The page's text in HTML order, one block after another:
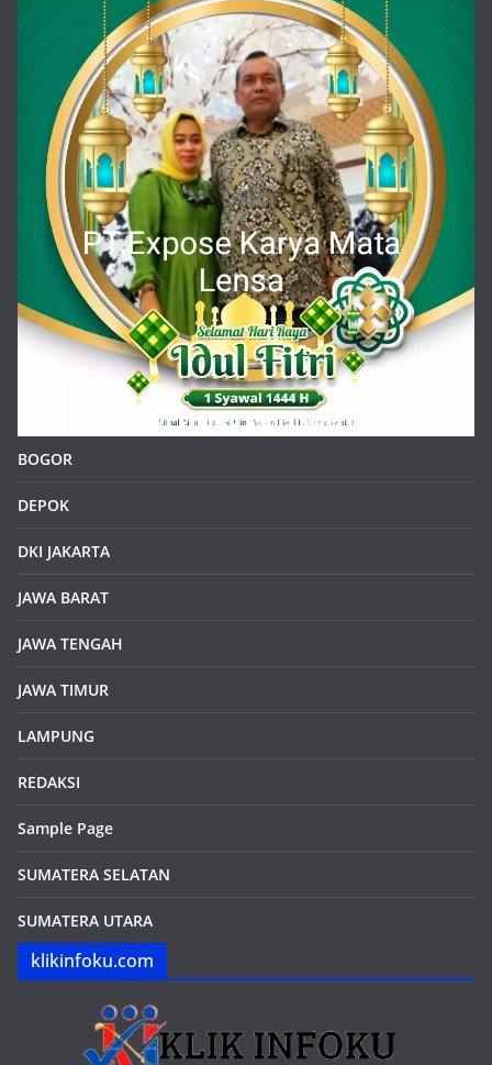
BOGOR
DEPOK
DKI JAKARTA
JAWA BARAT
JAWA TENGAH
JAWA TIMUR
LAMPUNG
REDAKSI
Sample Page
SUMATERA SELATAN
SUMATERA UTARA
klikinfoku.com